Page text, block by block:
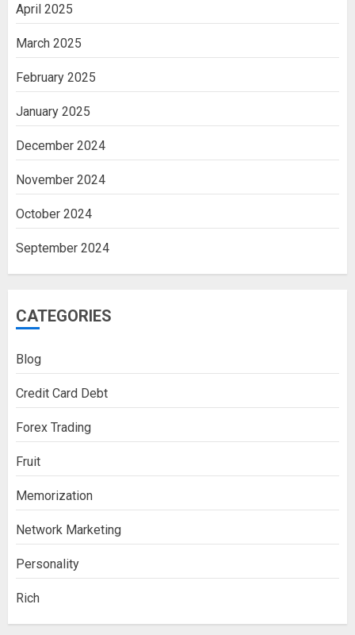
April 2025
March 2025
February 2025
January 2025
December 2024
November 2024
October 2024
September 2024
CATEGORIES
Blog
Credit Card Debt
Forex Trading
Fruit
Memorization
Network Marketing
Personality
Rich